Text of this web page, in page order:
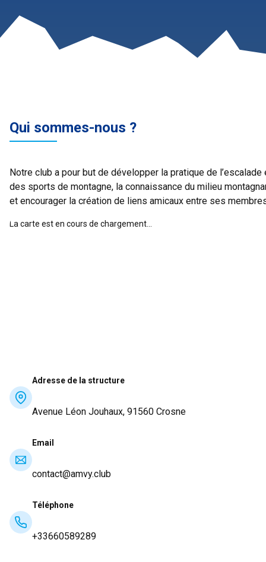
Qui sommes-nous ?
Notre club a pour but de développer la pratique de l’escalade
des sports de montagne, la connaissance du milieu
et encourager la création de liens amicaux entre ses
La carte est en cours de chargement...
Adresse de la structure
Avenue Léon Jouhaux, 91560 Crosne
Email
contact@amvy.club
Téléphone
+33660589289